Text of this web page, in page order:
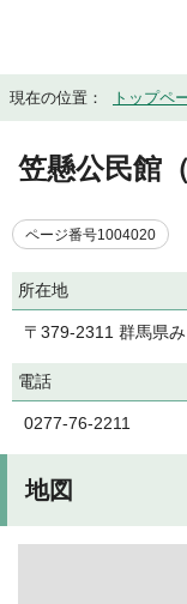
現在の位置： トップペ
笠懸公民館
ページ番号1004020
所在地
〒379-2311 群馬県
電話
0277-76-2211
地図